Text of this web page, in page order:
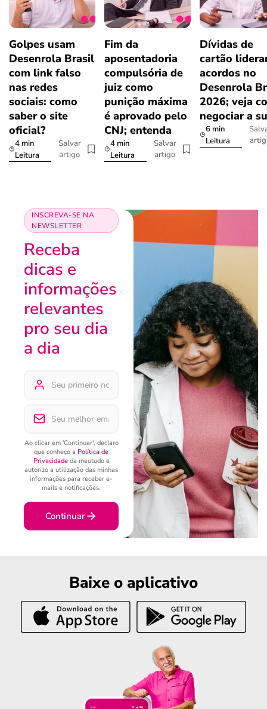
Golpes usam
Desenrola Brasil
com link falso
nas redes
sociais: como
saber o site
oficial?
4 min
Leitura
Salvar
artigo
Fim da
aposentadoria
compulsória de
juiz como
punição máxima
é aprovado pelo
CNJ; entenda
4 min
Leitura
Salvar
artigo
Dívidas de
cartão
acordos no
Desenrola
2026; veja
negociar a
6 min
Leitura
INSCREVA-SE NA
NEWSLETTER
Receba
dicas e
informações
relevantes
pro seu dia
a dia
Ao clicar em 'Continuar', declaro
que conheço a Política de
Privacidadeda meutudo e
autorizo a utilização das minhas
informações para receber e-
mails e notificações.
Continuar
Baixe o aplicativo